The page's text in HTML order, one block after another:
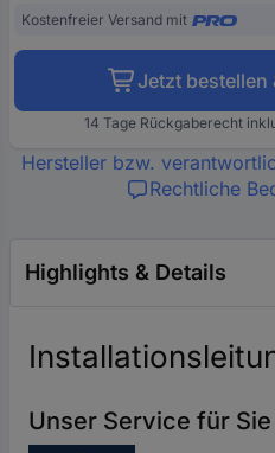
Kostenfreier Versand mit
Jetzt bestellen
14 Tage Rückgaberecht
Hersteller bzw.
Rechtliche
Highlights & Details
Unser Service für Sie